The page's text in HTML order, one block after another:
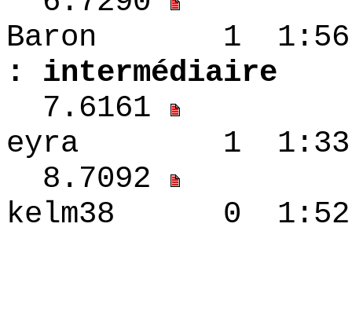
Baron 1
: intermédiaire
7.6161
eyra 1 1:33 -
8.7092
kelm38 0